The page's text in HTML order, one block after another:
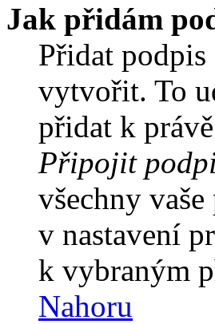
Jak přidám
Přidat
vytvořit. To
přidat k
Připojit
všechny
v nastavení
k vybraným
Nahoru